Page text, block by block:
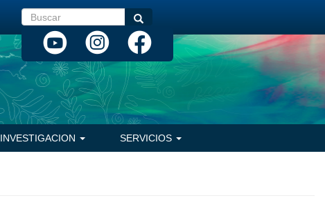
Buscar Buscar
INVESTIGACION SERVICIOS